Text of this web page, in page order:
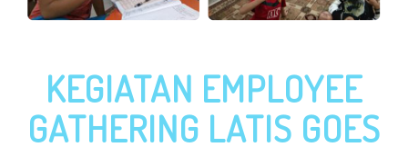
KEGIATAN EMPLOYEE
GATHERING LATIS GOES